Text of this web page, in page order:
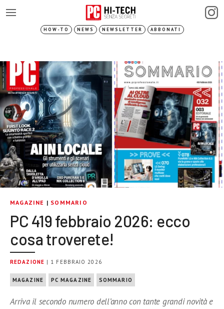
HOW-TO NEWS NEWSLETTER ABBONATI
MAGAZINE | SOMMARIO
PC 419 febbraio 2026: ecco
cosa troverete!
REDAZIONE | 1 FEBBRAIO 2026
MAGAZINE PC MAGAZINE SOMMARIO
Arriva il secondo numero dell’anno con tante grandi novità e